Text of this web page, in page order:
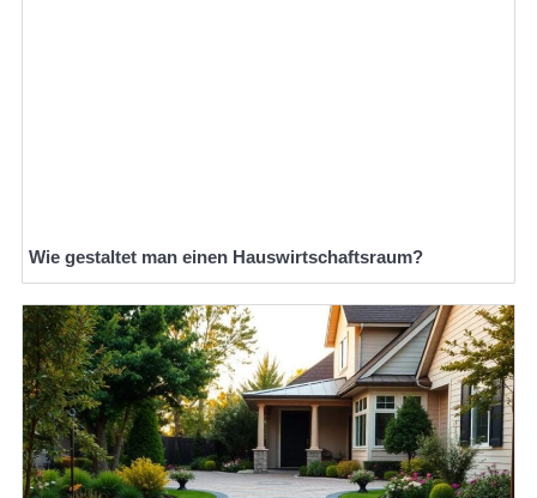
Wie gestaltet man einen Hauswirtschaftsraum?